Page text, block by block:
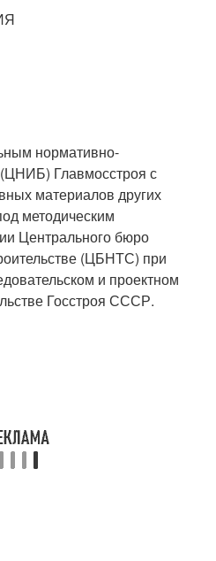
нормативно-
Главмосстроя с
материалов других
методическим
Центрального бюро
(ЦБНТС) при
и проектном
Госстроя СССР.